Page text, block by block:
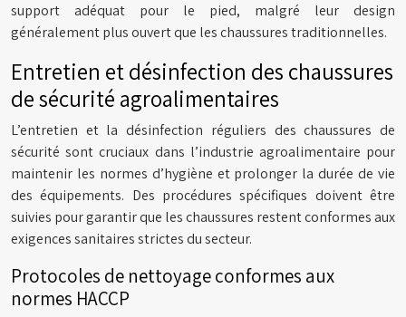
support adéquat pour le pied, malgré leur design
généralement plus ouvert que les chaussures traditionnelles.
Entretien et désinfection des chaussures
de sécurité agroalimentaires
L’entretien et la désinfection réguliers des chaussures de
sécurité sont cruciaux dans l’industrie agroalimentaire pour
maintenir les normes d’hygiène et prolonger la durée de vie
des équipements. Des procédures spécifiques doivent être
suivies pour garantir que les chaussures restent conformes aux
exigences sanitaires strictes du secteur.
Protocoles de nettoyage conformes aux
normes HACCP